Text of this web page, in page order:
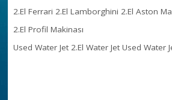
2.El Ferrari 2.El Lamborghini 2.El Aston
2.El Profil Makinası
Used Water Jet 2.El Water Jet Used Water